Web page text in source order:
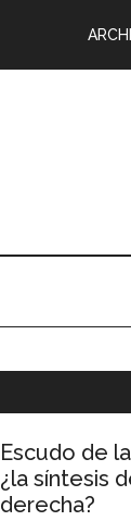
Escudo de
¿la síntesis
derecha?